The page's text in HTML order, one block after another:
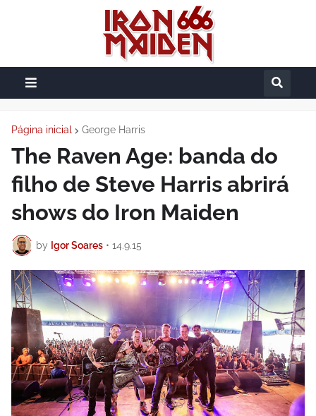
Página inicial George Harris
The Raven Age: banda do
filho de Steve Harris abrirá
shows do Iron Maiden
by Igor Soares • 14.9.15